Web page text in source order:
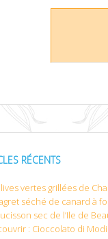
RÉCENTS
vertes grillées de
séché de canard à
sec de l’Ile de
: Cioccolato di